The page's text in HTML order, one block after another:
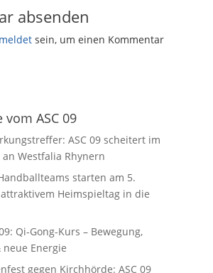
absenden
sein, um einen Kommentar
vom ASC 09
ASC 09 scheitert im
Westfalia Rhynern
starten am 5.
Heimspieltag in die
Qi-Gong-Kurs – Bewegung,
Energie
gegen Kirchhörde: ASC 09